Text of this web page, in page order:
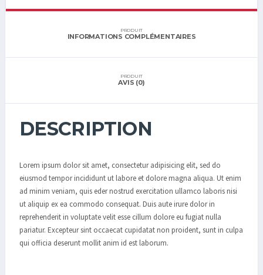
PRODUIT
INFORMATIONS COMPLÉMENTAIRES
PRODUIT
AVIS (0)
DESCRIPTION
Lorem ipsum dolor sit amet, consectetur adipisicing elit, sed do
eiusmod tempor incididunt ut labore et dolore magna aliqua. Ut enim
ad minim veniam, quis eder nostrud exercitation ullamco laboris nisi
ut aliquip ex ea commodo consequat. Duis aute irure dolor in
reprehenderit in voluptate velit esse cillum dolore eu fugiat nulla
pariatur. Excepteur sint occaecat cupidatat non proident, sunt in culpa
qui officia deserunt mollit anim id est laborum.